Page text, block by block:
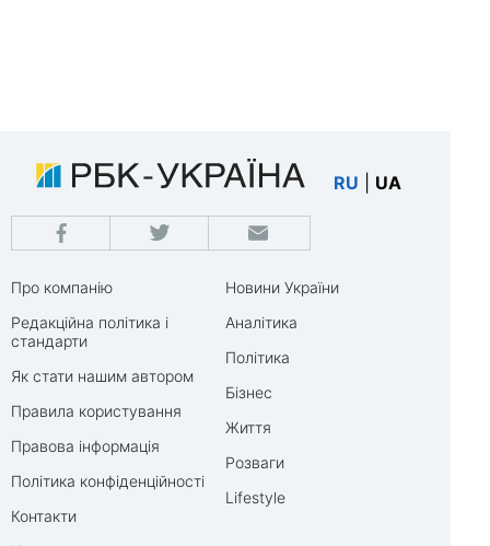
RU UA
Про компанію
Редакційна політика і
стандарти
Як стати нашим автором
Правила користування
Правова інформація
Політика конфіденційності
Контакти
Новини України
Аналітика
Політика
Бізнес
Життя
Розваги
Lifestyle